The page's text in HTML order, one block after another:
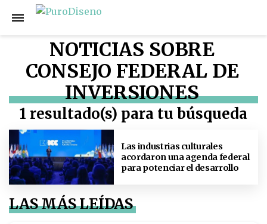
NOTICIAS SOBRE
CONSEJO FEDERAL DE
INVERSIONES
1 resultado(s) para tu búsqueda
Las industrias culturales
acordaron una agenda federal
para potenciar el desarrollo
LAS MÁS LEÍDAS